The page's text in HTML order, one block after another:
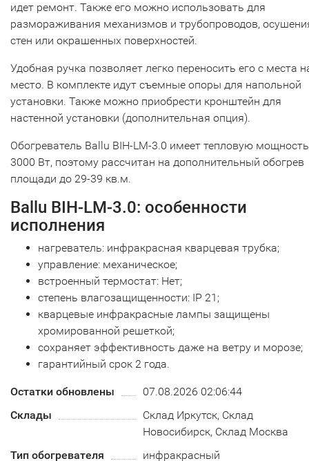
идет ремонт. Также его можно использовать для
размораживания механизмов и трубопроводов,
стен или окрашенных поверхностей.
Удобная ручка позволяет легко переносить его с места
место. В комплекте идут съемные опоры для напольной
установки. Также можно приобрести кронштейн для
настенной установки (дополнительная опция).
Обогреватель Ballu BIH-LM-3.0 имеет тепловую мощность
3000 Вт, поэтому рассчитан на дополнительный обогрев
площади до 29-39 кв.м.
Ballu BIH-LM-3.0: особенности
исполнения
нагреватель: инфракрасная кварцевая трубка;
управление: механическое;
встроенный термостат: Нет;
степень влагозащищенности: IP 21;
кварцевые инфракрасные лампы защищены
хромированной решеткой;
сохраняет эффективность даже на ветру и морозе;
гарантийный срок 2 года.
Остатки обновлены
07.08.2026 02:06:44
Склады
Склад Иркутск, Склад
Новосибирск, Склад Москва
Тип обогревателя
инфракрасный